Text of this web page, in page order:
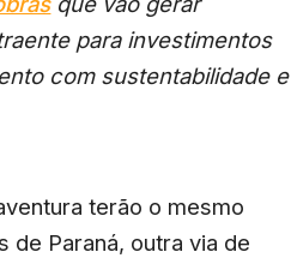
para investimentos
com sustentabilidade e
terão o mesmo
de Paraná, outra via de